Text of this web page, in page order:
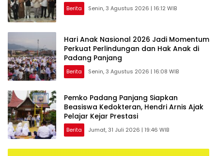
Berita Senin, 3 Agustus 2026 | 16:12 WIB
Hari Anak Nasional 2026 Jadi Momentum
Perkuat Perlindungan dan Hak Anak di
Padang Panjang
Berita Senin, 3 Agustus 2026 | 16:08 WIB
Pemko Padang Panjang Siapkan
Beasiswa Kedokteran, Hendri Arnis Ajak
Pelajar Kejar Prestasi
Berita Jumat, 31 Juli 2026 | 19:46 WIB